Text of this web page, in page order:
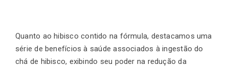
Quanto ao hibisco contido na fórmula, destacamos uma
série de benefícios à saúde associados à ingestão do
chá de hibisco, exibindo seu poder na redução da